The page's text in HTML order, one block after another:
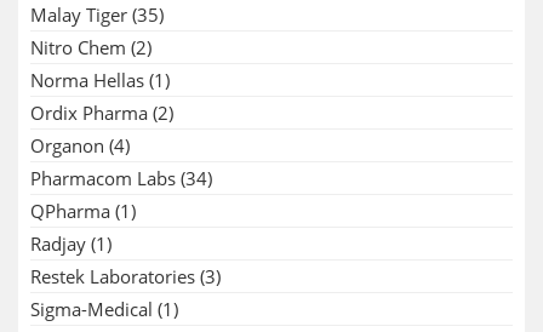
Malay Tiger (35)
Nitro Chem (2)
Norma Hellas (1)
Ordix Pharma (2)
Organon (4)
Pharmacom Labs (34)
QPharma (1)
Radjay (1)
Restek Laboratories (3)
Sigma-Medical (1)